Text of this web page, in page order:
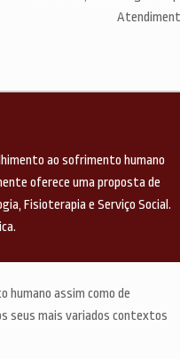
ao sofrimento humano
oferece uma proposta de
Fisioterapia e Serviço Social.
humano assim como de
seus mais variados contextos